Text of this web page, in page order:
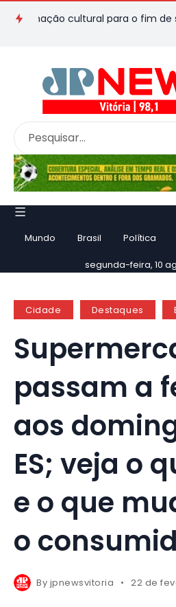
cultural para o fim de
Mundo Brasil Política
segunda-feira, 10
Cidade Destaques
passam a
aos
ES; veja o
e o que
o
By jpnewsvitoria 22 de